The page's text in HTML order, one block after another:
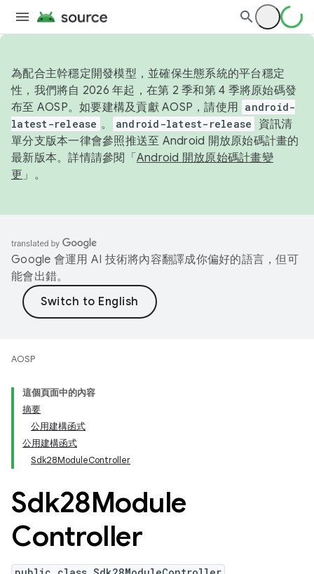
為配合主幹穩定開發模型，並確保生態系統的平台穩定
性，我們將自 2026 年起，在第 2 季和第 4 季將原始碼發
布至 AOSP。如要建構及貢獻 AOSP，請使用 android-
latest-release 。 android-latest-release
資訊清
單分支版本一律會參照推送至 Android 開放原始碼計畫的
最新版本。詳情請參閱「 Android 開放原始碼計畫變
更 」。
Google 會運用 AI 技術將內容翻譯成你偏好的語言，但可
能會出錯。
AOSP
這個頁面中的內容
摘要
公用建構函式
公用建構函式
Sdk28ModuleController
Sdk28Module
Controller